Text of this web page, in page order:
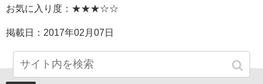
お気に入り度：★★★☆☆
掲載日： 2017年02月07日